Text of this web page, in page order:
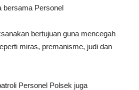
bersama Personel
bertujuan guna mencegah
miras, premanisme, judi dan
Personel Polsek juga